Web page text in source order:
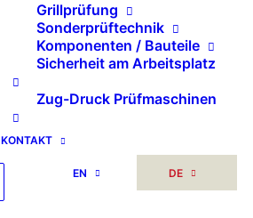
Grillprüfung
Sonderprüftechnik
Komponenten / Bauteile
Sicherheit am Arbeitsplatz
Zug-Druck Prüfmaschinen
KONTAKT
EN DE